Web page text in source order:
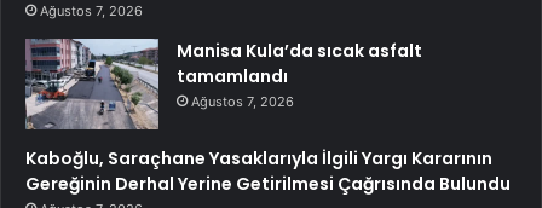
Ağustos 7, 2026
Manisa Kula’da sıcak asfalt
tamamlandı
Ağustos 7, 2026
Kaboğlu, Saraçhane Yasaklarıyla İlgili Yargı Kararının
Gereğinin Derhal Yerine Getirilmesi Çağrısında Bulundu